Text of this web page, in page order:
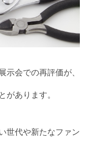
示会での再評価が、
があります。
世代や新たなファン